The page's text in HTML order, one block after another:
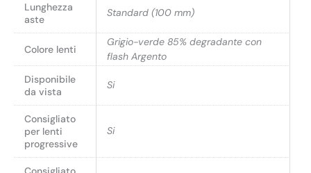
Lunghezza
aste
Standard (100 mm)
Colore lenti
Grigio-verde 85% degradante con
flash Argento
Disponibile
da vista
Si
Consigliato
per lenti
progressive
Si